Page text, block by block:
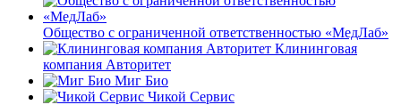
Общество с ограниченной ответственностью «МедЛаб»
Клининговая
компания Авторитет
Миг Био
Чикой Сервис